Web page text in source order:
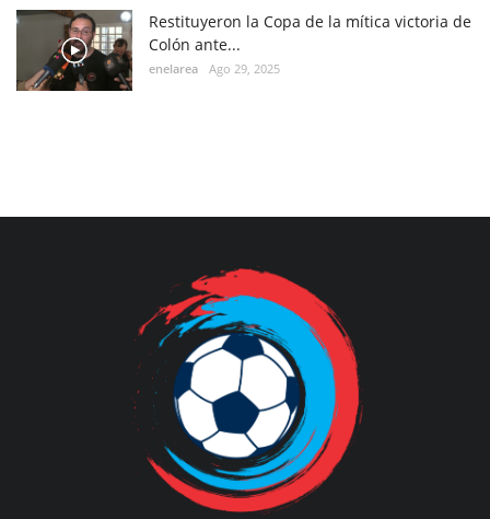
Restituyeron la Copa de la mítica victoria de
Colón ante...
enelarea Ago 29, 2025